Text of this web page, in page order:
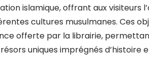
islamique, offrant aux visiteurs
cultures musulmanes. Ces
offerte par la librairie,
uniques imprégnés d’histoire